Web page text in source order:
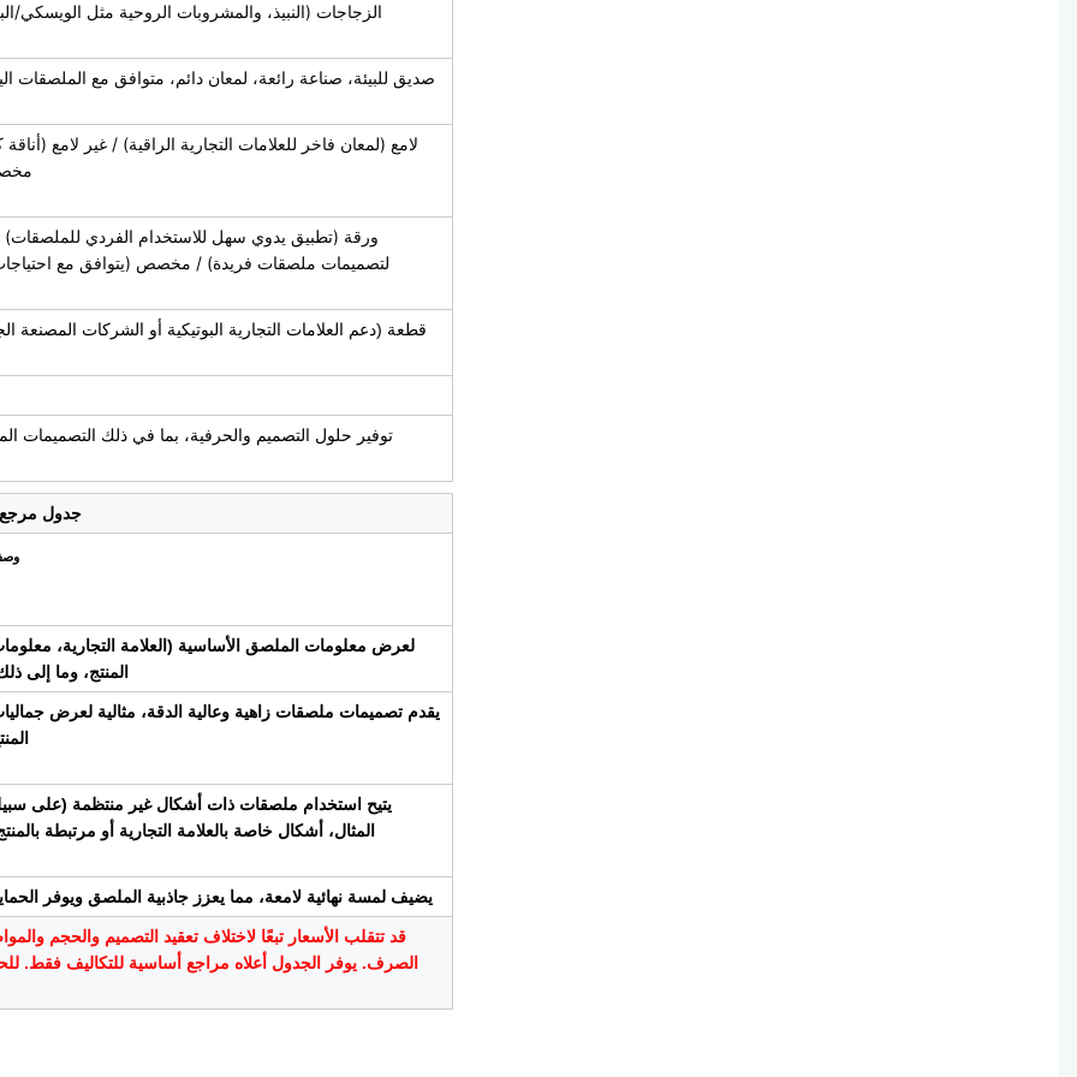
الزجاجات (النبيذ، والمشروبات الروحية مثل الويسكي/
صديق للبيئة، صناعة رائعة، لمعان دائم، متوافق مع الملصقات
لامع (لمعان فاخر للعلامات التجارية الراقية) / غير لامع
ورقة (تطبيق يدوي سهل للاستخدام الفردي
لتصميمات ملصقات فريدة) / مخصص (يتوافق مع
جدول مرجع
لعرض معلومات الملصق الأساسية (العلامة التجارية،
المنتج، وما إلى
يقدم تصميمات ملصقات زاهية وعالية الدقة، مثالية لعرض
يتيح استخدام ملصقات ذات أشكال غير منتظمة (على
المثال، أشكال خاصة بالعلامة التجارية أو مرتبطة
يضيف لمسة نهائية لامعة، مما يعزز جاذبية الملصق ويوفر
قد تتقلب الأسعار تبعًا لاختلاف تعقيد التصميم والحجم
الصرف. يوفر الجدول أعلاه مراجع أساسية للتكاليف فقط.